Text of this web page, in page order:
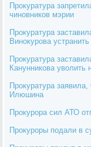
Прокуратура
чиновников мэрии
Прокуратура
Винокурова
Прокуратура
Канунникова уволить
Прокуратура
Илюшина
Прокурора сил АТО
Прокуроры подали в